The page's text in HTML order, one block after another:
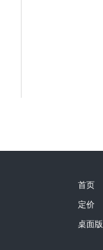
首页
定价
桌面版